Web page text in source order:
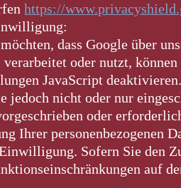
https://
dass Google über
verarbeitet oder nutzt,
JavaScript
jedoch nicht oder nur
oder
Ihrer personenbezogenen
Sofern Sie den
auf